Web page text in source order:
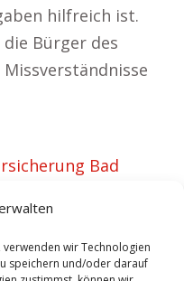
wir Technologien
speichern und/oder darauf
hilfreich ist.
Bürger des
Bad
Bad Münder
Hauskauf Bad